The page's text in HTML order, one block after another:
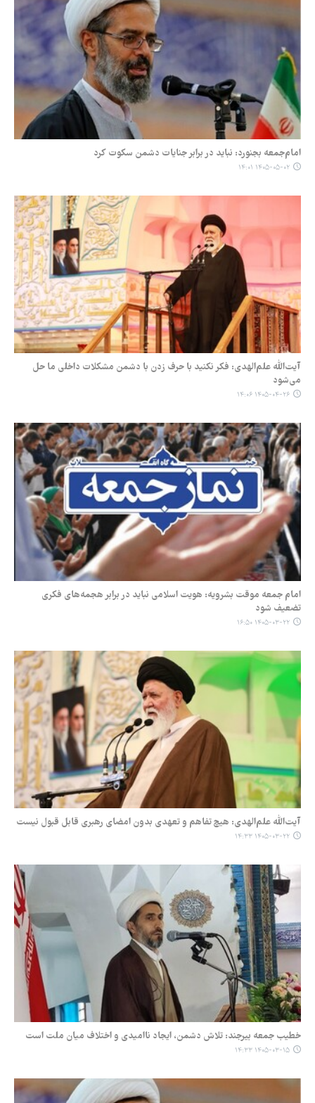
امام‌جمعه بجنورد: نباید در برابر جنایات دشمن سکوت کرد
۱۴۰۵-۰۵-۰۲ ۱۴:۰۱
آیت‌الله علم‌الهدی: فکر نکنید با حرف زدن با دشمن مشکلات داخلی ما حل
می‌شود
۱۴۰۵-۰۴-۲۶ ۱۴:۰۶
امام جمعه موقت بشرویه: هویت اسلامی نباید در برابر هجمه‌های فکری
تضعیف شود
۱۴۰۵-۰۳-۲۲ ۱۶:۵۰
آیت‌الله علم‌الهدی: هیچ تفاهم و تعهدی بدون امضای رهبری قابل قبول نیست
۱۴۰۵-۰۳-۲۲ ۱۴:۳۳
خطیب جمعه بیرجند: تلاش دشمن، ایجاد ناامیدی و اختلاف میان ملت است
۱۴۰۵-۰۳-۱۵ ۱۴:۳۳